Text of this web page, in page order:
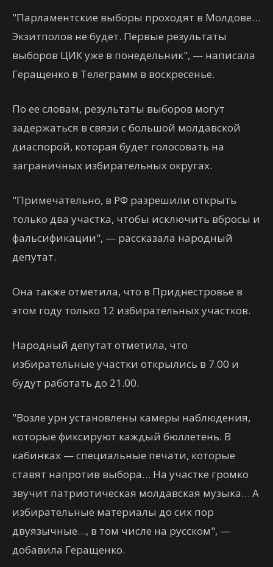
"Парламентские выборы проходят в Молдове…
Экзитполов не будет. Первые результаты
выборов ЦИК уже в понедельник", — написала
Геращенко в Телеграмм в воскресенье.
По ее словам, результаты выборов могут
задержаться в связи с большой молдавской
диаспорой, которая будет голосовать на
заграничных избирательных округах.
"Примечательно, в РФ разрешили открыть
только два участка, чтобы исключить вбросы и
фальсификации", — рассказала народный
депутат.
Она также отметила, что в Приднестровье в
этом году только 12 избирательных участков.
Народный депутат отметила, что
избирательные участки открылись в 7.00 и
будут работать до 21.00.
"Возле урн установлены камеры наблюдения,
которые фиксируют каждый бюллетень. В
кабинках — специальные печати, которые
ставят напротив выбора… На участке громко
звучит патриотическая молдавская музыка… А
избирательные материалы до сих пор
двуязычные…, в том числе на русском", —
добавила Геращенко.